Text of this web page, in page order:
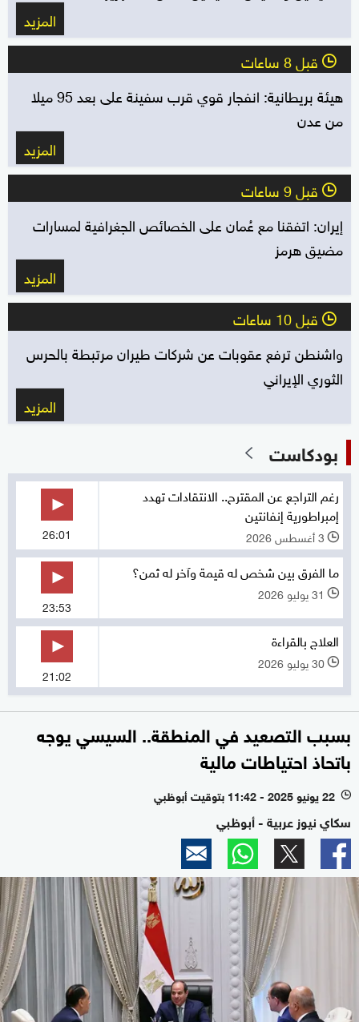
المزيد
l قبل 8 ساعات
هيئة بريطانية: انفجار قوي قرب سفينة على بعد 95 ميلا
من عدن
المزيد
l قبل 9 ساعات
إيران: اتفقنا مع عُمان على الخصائص الجغرافية لمسارات
مضيق هرمز
المزيد
l قبل 10 ساعات
واشنطن ترفع عقوبات عن شركات طيران مرتبطة بالحرس
الثوري الإيراني
المزيد
بودكاست
رغم التراجع عن المقترح.. الانتقادات تهدد
إمبراطورية إنفانتين
l 3 أغسطس 2026 26:01
ما الفرق بين شخص له قيمة وآخر له ثمن؟
l 31 يوليو 2026
23:53
العلاج بالقراءة
l 30 يوليو 2026
21:02
بسبب التصعيد في المنطقة.. السيسي يوجه
باتحاذ احتياطات مالية
l 22 يونيو 2025 - 11:42 بتوقيت أبوظبي
سكاي نيوز عربية - أبوظبي